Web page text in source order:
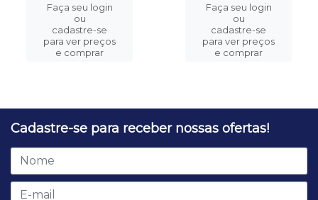
Faça seu login
ou
cadastre-se
para ver preços
e comprar
Faça seu login
ou
cadastre-se
para ver preços
e comprar
Cadastre-se para receber nossas ofertas!